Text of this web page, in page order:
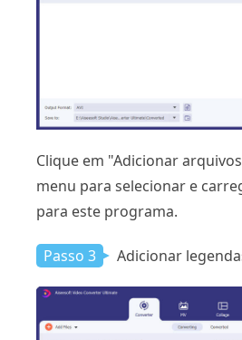
Clique em "Adicionar
menu para selecionar e
para este programa.
Passo 3 Adicionar